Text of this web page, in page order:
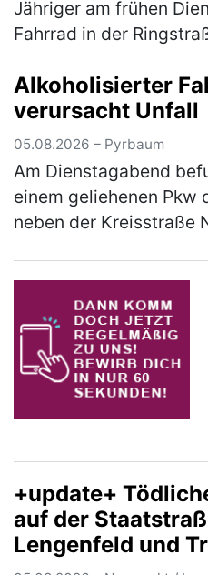
Jähriger am frühen
Fahrrad in der
der Herr jedoch
Alkoholisierter
verursacht Unfall
05.08.2026 – Pyrbaum
Am Dienstagabend
einem geliehenen Pkw
neben der Kreisstraße
+update+
auf der
Lengenfeld und